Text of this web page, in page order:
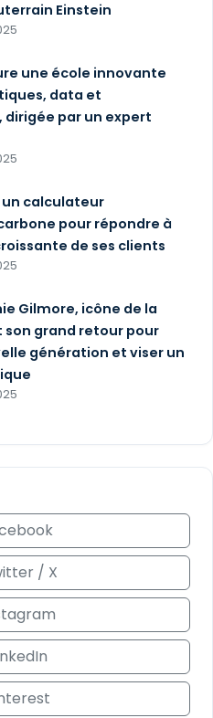
Einstein
une école innovante
data et
par un expert
un calculateur
pour répondre à
de ses clients
Gilmore, icône de la
son grand retour pour
génération et viser un
/ X